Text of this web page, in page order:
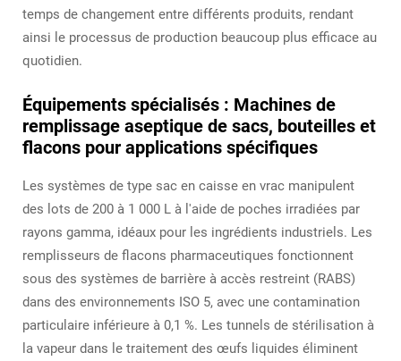
temps de changement entre différents produits, rendant
ainsi le processus de production beaucoup plus efficace au
quotidien.
Équipements spécialisés : Machines de
remplissage aseptique de sacs, bouteilles et
flacons pour applications spécifiques
Les systèmes de type sac en caisse en vrac manipulent
des lots de 200 à 1 000 L à l'aide de poches irradiées par
rayons gamma, idéaux pour les ingrédients industriels. Les
remplisseurs de flacons pharmaceutiques fonctionnent
sous des systèmes de barrière à accès restreint (RABS)
dans des environnements ISO 5, avec une contamination
particulaire inférieure à 0,1 %. Les tunnels de stérilisation à
la vapeur dans le traitement des œufs liquides éliminent